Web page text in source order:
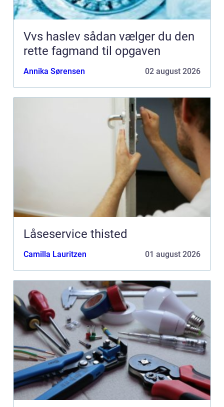
Vvs haslev sådan vælger du den
rette fagmand til opgaven
Annika Sørensen 02 august 2026
Låseservice thisted
Camilla Lauritzen 01 august 2026